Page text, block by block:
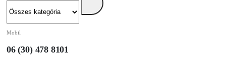
Mobil
06 (30) 478 8101